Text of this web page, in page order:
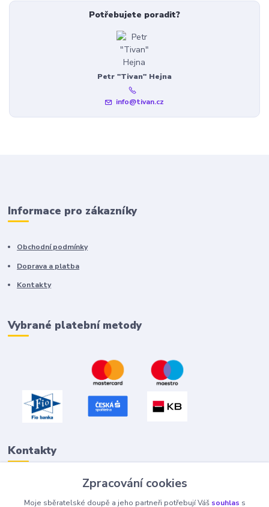
Potřebujete poradit?
Petr "Tivan" Hejna
info@tivan.cz
Informace pro zákazníky
Obchodní podmínky
Doprava a platba
Kontakty
Vybrané platební metody
Kontakty
Zpracování cookies
Moje sběratelské doupě a jeho partneři potřebují Váš souhlas s